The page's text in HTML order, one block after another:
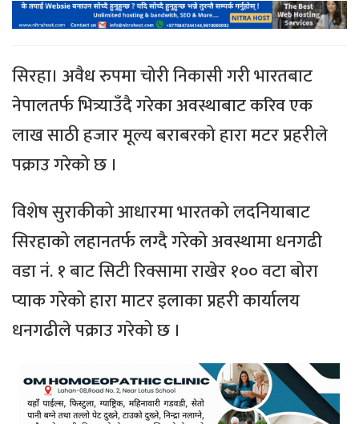
सिरहा। अवैध रुपमा चोरी निकासी गरी भारतबाट
नेपालतर्फ भित्र्याउँदै गरेका अवस्थाबाट करिव एक
लाख साठी हजार मूल्य बराबरको हारा मटर प्रहरीले
पक्राउ गरेको छ ।
विशेष सुराकीको आधारमा भारतको लदनियाबाट
सिरहाको लहानतर्फ लग्दै गरेको अवस्थामा धनगढी
वडा नं. १ बाट सिटी रिक्सामा राखेर १०० वटा बोरा
प्याक गरेको हारा माटर इलाका प्रहरी कार्यालय
धनगढीले पक्राउ गरेको छ ।